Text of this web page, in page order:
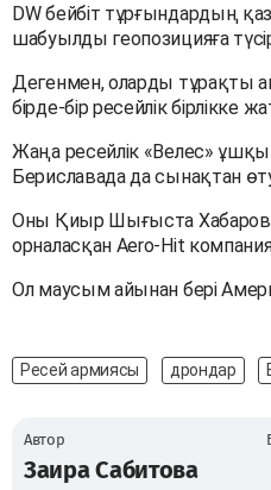
DW бейбіт тұрғындардың
шабуылды геопозицияға
Дегенмен, оларды тұрақты
бірде-бір ресейлік бірлікке
Жаңа ресейлік «Велес»
Бериславада да сынақтан
Оны Қиыр Шығыста
орналасқан Aero-Hit
Ол маусым айынан бері
Ресей армиясы дрондар
Автор
Заира Сабитова